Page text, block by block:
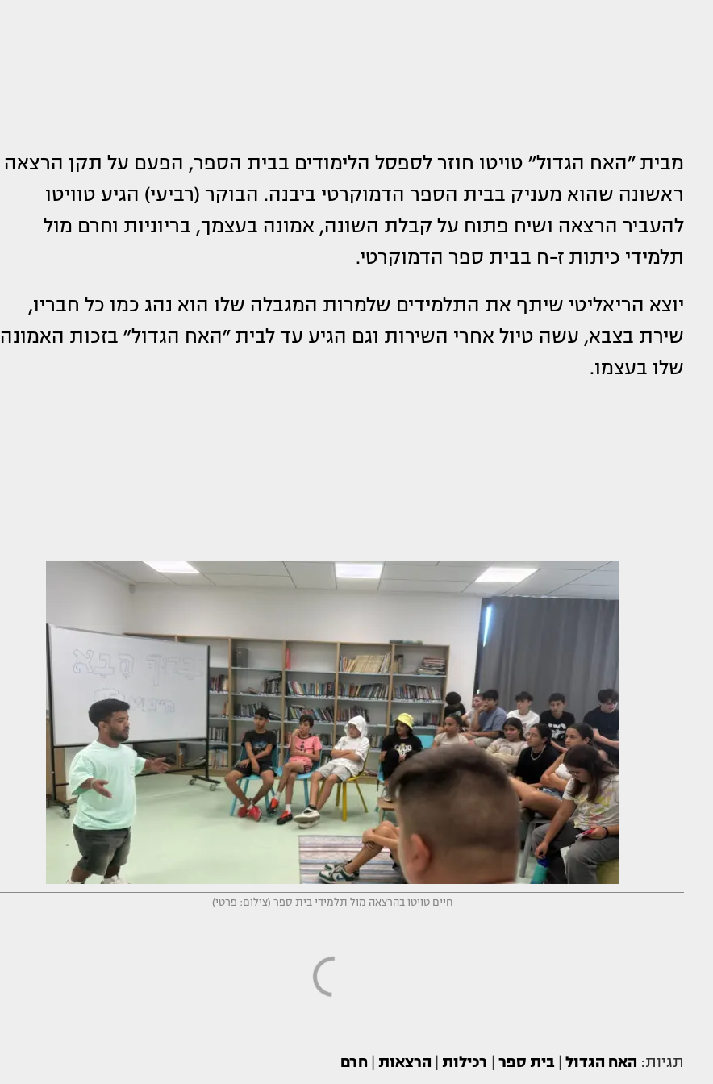
מבית ״האח הגדול״ טויטו חוזר לספסל הלימודים בבית הספר, הפעם על תקן הרצאה
ראשונה שהוא מעניק בבית הספר הדמוקרטי ביבנה. הבוקר (רביעי) הגיע טוויטו
להעביר הרצאה ושיח פתוח על קבלת השונה, אמונה בעצמך, בריוניות וחרם מול
תלמידי כיתות ז-ח בבית ספר הדמוקרטי.
יוצא הריאליטי שיתף את התלמידים שלמרות המגבלה שלו הוא נהג כמו כל חבריו,
שירת בצבא, עשה טיול אחרי השירות וגם הגיע עד לבית ״האח הגדול״ בזכות האמונה
שלו בעצמו.
חיים טויטו בהרצאה מול תלמידי בית ספר (צילום: פרטי)
תגיות: האח הגדול בית ספר רכילות הרצאות חרם